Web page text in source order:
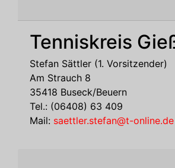
Tenniskreis
Stefan Sättler (1. Vorsitzender)
Am Strauch 8
35418 Buseck/Beuern
Tel.: (06408) 63 409
Mail: saettler.stefan@t-online.de